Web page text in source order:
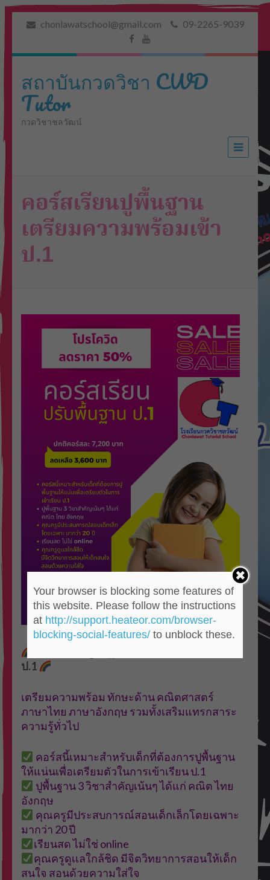
chonlawatschool@gmail.com 09-2265-9039
สถาบันกวดวิชา CWD
Tutor
กวดวิชาชลวัฒน์
คอร์สเรียนปูพื้นฐาน
เตรียมความพร้อมเข้า
ป.1
ป.1
เตรียมความพร้อม ทักษะด้าน คณิตศาสตร์
ภาษาไทย ภาษาอังกฤษ รวมทั้งเสริมแทรกสาระ
ความรู้ทั่วไป
คอร์สนี้เหมาะสำหรับเด็กที่ต้องการปูพื้นฐาน
ให้แน่นเพื่อเตรียมตัวในการเข้าเรียน ป.1
ปูพื้นฐาน 3 วิชาสำคัญเน้นๆ ได้แก่ คณิต ไทย
อังกฤษ
คุณครูมีประสบการณ์สอนเด็กเล็กโดยเฉพาะ
มากว่า 20 ปี
เรียนสด ไม่ใช่ online
คุณครูดูเเลใกล้ชิด มีจิตวิทยาการสอนให้เด็ก
สนใจ สอนด้วยความใส่ใจ
Your browser is blocking some features of
this website. Please follow the instructions
at http://support.heateor.com/browser-
blocking-social-features/to unblock these.